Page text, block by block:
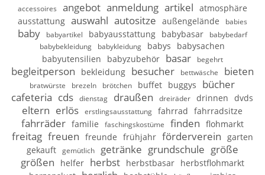
accessoires angebot anmeldung artikel atmosphäre
ausstattung auswahl autositze außengelände babies
baby babyartikel babyausstattung babybasar
babybedarf
babybekleidung
babykleidung babys
babysachen
babyutensilien
babyzubehör basar begehrt
begleitperson bekleidung besucher bettwäsche bieten
bratwürste brezeln brötchen buffet buggys
bücher
cafeteria cds dienstag draußen dreiräder drinnen dvds
eltern erlös erstlingsausstattung fahrrad fahrradsitze
fahrräder familie faschingskostüme finden flohmarkt
freitag freuen freunde frühjahr förderverein garten
gekauft
gemütlich getränke grundschule größe
größen
helfer herbst herbstbasar herbstflohmarkt